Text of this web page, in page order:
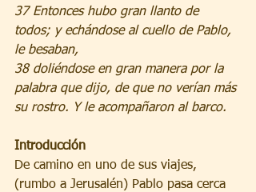
37 Entonces hubo gran llanto de
todos; y echándose al cuello de Pablo,
le besaban,
38 doliéndose en gran manera por la
palabra que dijo, de que no verían más
su rostro. Y le acompañaron al barco.
Introducción
De camino en uno de sus viajes,
(rumbo a Jerusalén) Pablo pasa cerca